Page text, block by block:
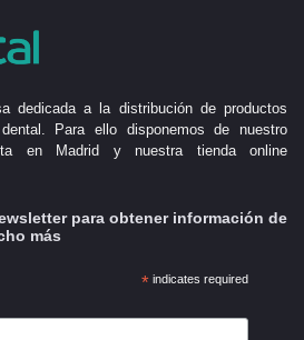
dedicada a la distribución de productos
Para ello disponemos de nuestro
en Madrid y nuestra tienda online
para obtener información de
más
*indicates required